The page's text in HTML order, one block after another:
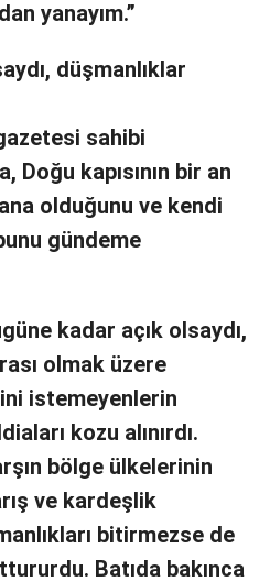
yanayım.”
düşmanlıklar
sahibi
Doğu kapısının bir an
olduğunu ve kendi
gündeme
kadar açık olsaydı,
olmak üzere
istemeyenlerin
kozu alınırdı.
bölge ülkelerinin
ve kardeşlik
bitirmezse de
Batıda bakınca